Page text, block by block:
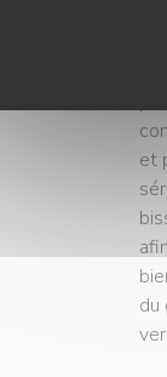
et
du